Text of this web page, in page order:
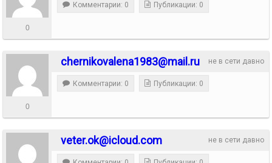
0
Комментарии: 0 Публикации: 0
не в сети давно
chernikovalena1983@mail.ru
0
Комментарии: 0 Публикации: 0
не в сети давно
veter.ok@icloud.com